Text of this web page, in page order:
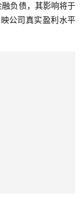
负债，其影响将于
公司真实盈利水平